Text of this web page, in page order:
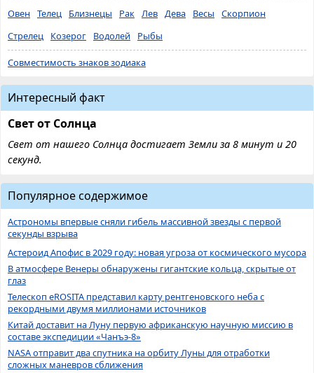
Овен Телец Близнецы Рак Лев Дева Весы
Скорпион
Стрелец
Козерог Водолей Рыбы
Совместимость знаков зодиака
Интересный факт
Свет от Солнца
Свет от нашего Солнца достигает Земли за 8 минут и 20
секунд.
Популярное содержимое
Астрономы впервые сняли гибель массивной звезды с первой
секунды взрыва
Астероид Апофис в 2029 году: новая угроза от космического мусора
В атмосфере Венеры обнаружены гигантские кольца, скрытые от
глаз
Телескоп eROSITA представил карту рентгеновского неба с
рекордными двумя миллионами источников
Китай доставит на Луну первую африканскую научную миссию в
составе экспедиции «Чанъэ-8»
NASA отправит два спутника на орбиту Луны для отработки
сложных маневров сближения